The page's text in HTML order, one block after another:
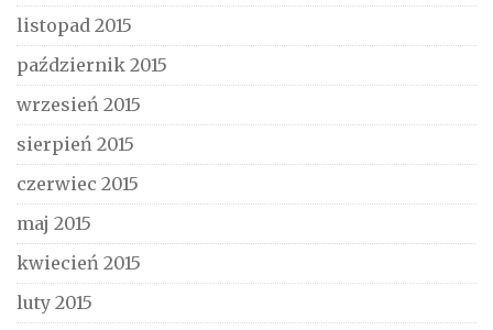
listopad 2015
październik 2015
wrzesień 2015
sierpień 2015
czerwiec 2015
maj 2015
kwiecień 2015
luty 2015